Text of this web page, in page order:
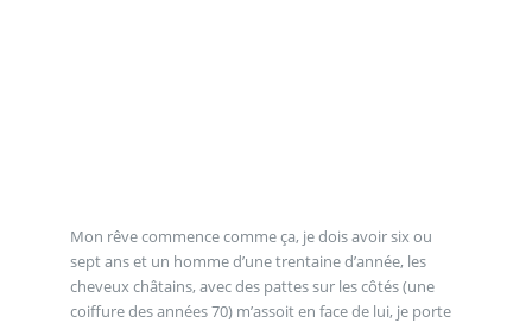
Mon rêve commence comme ça, je dois avoir six ou
sept ans et un homme d’une trentaine d’année, les
cheveux châtains, avec des pattes sur les côtés (une
coiffure des années 70) m’assoit en face de lui, je porte